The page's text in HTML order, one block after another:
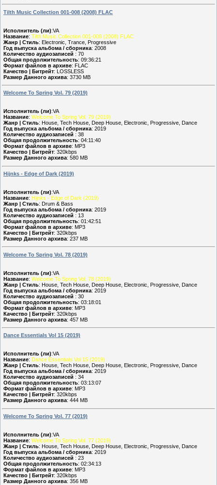
Tilth Music Collection 001-008 (2008) FLAC
Исполнитель (ли):VA
Название: Tilth Music Collection 001-008 (2008) FLAC
Жанр | Стиль: Electronic, Trance, Progressive
Год выпуска альбома / сборника: 2008
Количество аудиозаписей : 70
Общая продолжительность: 09:36:21
Формат файлов в архиве: FLAC
Качество | Битрейт: LOSSLESS
Размер Данного архива: 3730 MB
Welcome To Spring Vol. 79 (2019)
Исполнитель (ли):VA
Название: Welcome To Spring Vol. 79 (2019)
Жанр | Стиль: House, Tech House, Deep House, Electronic, Progressive, Dance
Год выпуска альбома / сборника: 2019
Количество аудиозаписей : 38
Общая продолжительность: 04:11:40
Формат файлов в архиве: MP3
Качество | Битрейт: 320kbps
Размер Данного архива: 580 MB
Hijnks - Edge of Dark (2019)
Исполнитель (ли):VA
Название: Hijnks - Edge of Dark (2019)
Жанр | Стиль: Drum & Bass
Год выпуска альбома / сборника: 2019
Количество аудиозаписей : 13
Общая продолжительность: 01:42:51
Формат файлов в архиве: MP3
Качество | Битрейт: 320kbps
Размер Данного архива: 237 MB
Welcome To Spring Vol. 78 (2019)
Исполнитель (ли):VA
Название: Welcome To Spring Vol. 78 (2019)
Жанр | Стиль: House, Tech House, Deep House, Electronic, Progressive, Dance
Год выпуска альбома / сборника: 2019
Количество аудиозаписей : 30
Общая продолжительность: 03:18:01
Формат файлов в архиве: MP3
Качество | Битрейт: 320kbps
Размер Данного архива: 457 MB
Dance Essentials Vol 15 (2019)
Исполнитель (ли):VA
Название: Dance Essentials Vol 15 (2019)
Жанр | Стиль: House, Tech House, Deep House, Electronic, Progressive, Dance
Год выпуска альбома / сборника: 2019
Количество аудиозаписей : 34
Общая продолжительность: 03:13:07
Формат файлов в архиве: MP3
Качество | Битрейт: 320kbps
Размер Данного архива: 444 MB
Welcome To Spring Vol. 77 (2019)
Исполнитель (ли):VA
Название: Welcome To Spring Vol. 77 (2019)
Жанр | Стиль: House, Tech House, Deep House, Electronic, Progressive, Dance
Год выпуска альбома / сборника: 2019
Количество аудиозаписей : 23
Общая продолжительность: 02:34:13
Формат файлов в архиве: MP3
Качество | Битрейт: 320kbps
Размер Данного архива: 356 MB